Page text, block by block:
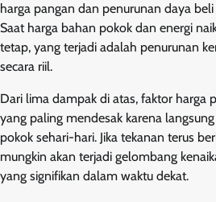
harga pangan dan penurunan daya
Saat harga bahan pokok dan energi
tetap, yang terjadi adalah penurunan
secara riil.
Dari lima dampak di atas, faktor harga
yang paling mendesak karena
pokok sehari-hari. Jika tekanan terus
mungkin akan terjadi gelombang
yang signifikan dalam waktu dekat.